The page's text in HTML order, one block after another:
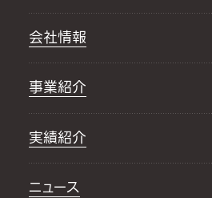
会社情報
事業紹介
実績紹介
ニュース